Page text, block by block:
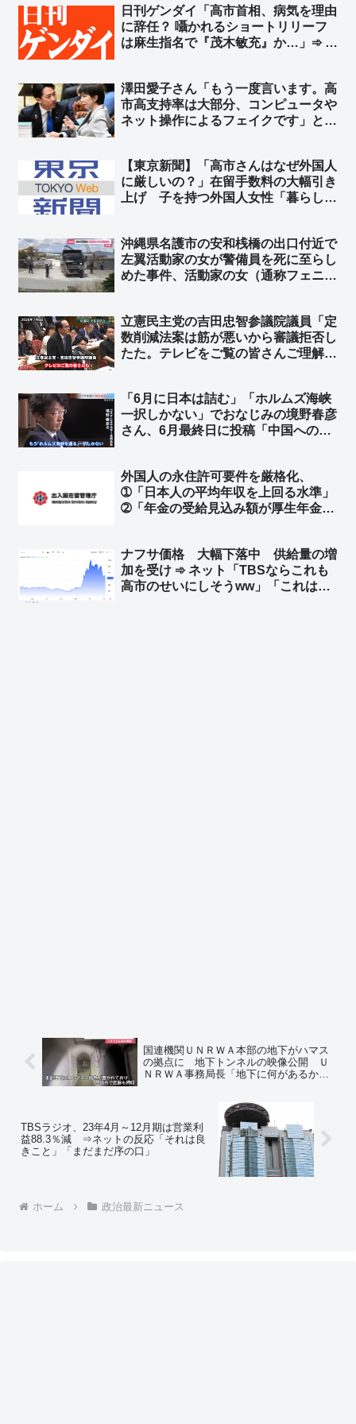
日刊ゲンダイ「高市首相、病気を理由
に辞任？ 囁かれるショートリリーフ
は麻生指名で『茂木敏充』か…」➾ ネ
お前んとこ全く取材しないで有名だろ
ｗ」
澤田愛子さん「もう一度言います。高
市高支持率は大部分、コンピュータや
ネット操作によるフェイクです」と、
のオールドメディアをコントロールで
きるんですか？ｗ」
【東京新聞】「高市さんはなぜ外国人
に厳しいの？」在留手数料の大幅引き
上げ 子を持つ外国人女性「暮らして
沖縄県名護市の安和桟橋の出口付近で
左翼活動家の女が警備員を死に至らし
めた事件、活動家の女（通称フェニッ
立憲民主党の吉田忠智参議院議員「定
数削減法案は筋が悪いから審議拒否し
たた。テレビをご覧の皆さんご理解く
ト「定数削減しても問題ないと自ら証
明していくスタイル」
「6月に日本は詰む」「ホルムズ海峡
一択しかない」でおなじみの境野春彦
さん、6月最終日に投稿「中国への抗
w」「こういう人だからTBSに重宝さ
れたんだろうね」
外国人の永住許可要件を厳格化、
➀「日本人の平均年収を上回る水準」
➁「年金の受給見込み額が厚生年金に
「『日本人の平均』ではなく、『日本
人の勤労世帯の平均以上』でお願いし
ます！」
ナフサ価格 大幅下落中 供給量の増
加を受け ➾ ネット「TBSならこれも
高市のせいにしそうww」「これは左
国連機関ＵＮＲＷＡ本部の地下がハマス
の拠点に 地下トンネルの映像公開 Ｕ
ＮＲＷＡ事務局長「地下に何があるかは
の識者は昔からＵＮＲＷＡがハマスマス
支配だとを知ってたんだよ」
TBSラジオ、23年4月～12月期は営業利
益88.3％減 ⇒ネットの反応「それは良
きこと」「まだまだ序の口」
ホーム 政治最新ニュース